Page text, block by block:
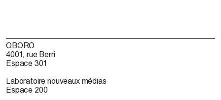
OBORO
4001, rue Berri
Espace 301
Laboratoire nouveaux médias
Espace 200